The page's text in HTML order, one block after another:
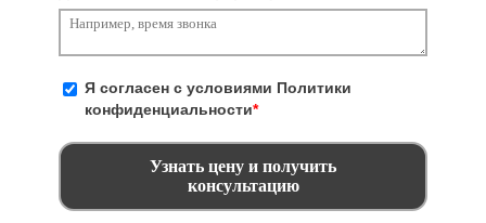
Я согласен с условиями Политики
конфиденциальности*